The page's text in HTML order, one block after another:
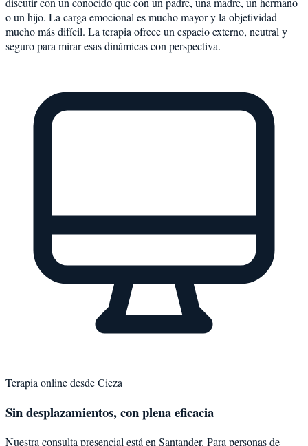
o un hijo. La carga emocional es mucho mayor y la objetividad
mucho más difícil. La terapia ofrece un espacio externo, neutral y
seguro para mirar esas dinámicas con perspectiva.
Terapia online desdeCieza
Sin desplazamientos, con plena eficacia
Nuestra consulta presencial está en Santander. Para personas de